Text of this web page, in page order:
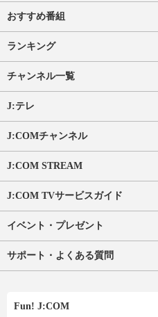
おすすめ番組
ランキング
チャンネル一覧
J:テレ
J:COMチャンネル
J:COM STREAM
J:COM TVサービスガイド
イベント・プレゼント
サポート・よくある質問
Fun! J:COM